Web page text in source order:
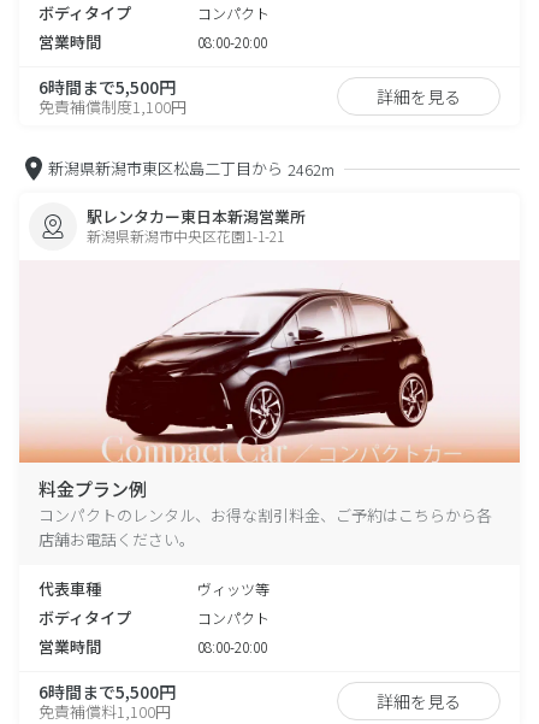
ボディタイプ コンパクト
営業時間 08:00-20:00
6時間まで5,500円
免責補償制度1,100円 詳細を見る
新潟県新潟市東区松島二丁目から 2462m
駅レンタカー東日本新潟営業所
新潟県新潟市中央区花園1-1-21
料金プラン例
コンパクトのレンタル、お得な割引料金、ご予約はこちらから各
店舗お電話ください。
代表車種 ヴィッツ等
ボディタイプ コンパクト
営業時間 08:00-20:00
6時間まで5,500円
免責補償料1,100円 詳細を見る